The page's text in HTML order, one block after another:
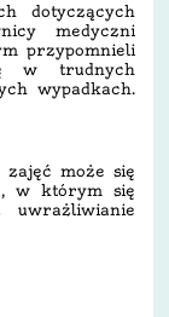
dotyczących
medyczni
przypomnieli
w trudnych
wypadkach.
może się
w którym się